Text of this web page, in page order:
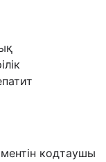
кодтаушы